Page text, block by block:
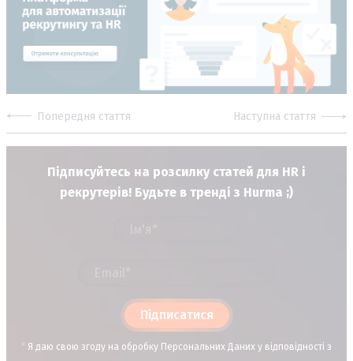
Попередня стаття Наступна стаття
Підписуйтесь на розсилку статей для HR і
рекрутерів! Будьте в тренді з Hurma ;)
Підписатися
* Я даю свою згоду на обробку Персональних Даних у відповідності з